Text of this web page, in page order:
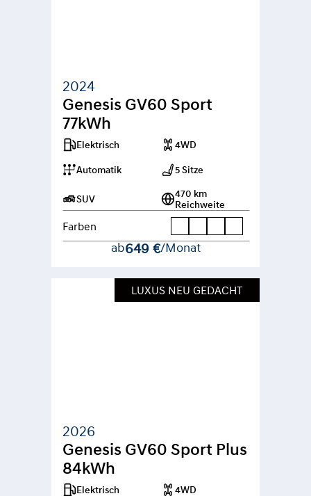
2024
Genesis GV60 Sport
77kWh
Elektrisch 4WD
Automatik 5 Sitze
SUV
470 km
Reichweite
Farben
ab649 €/Monat
LUXUS NEU GEDACHT
2026
Genesis GV60 Sport Plus
84kWh
Elektrisch 4WD